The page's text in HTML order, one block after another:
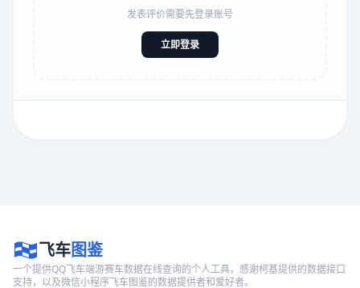
发表评价需要先登录账号
立即登录
飞车图鉴
一个提供QQ飞车端游赛车数据在线查询的个人工具，感谢柯基提供的数据接口
支持，以及微信小程序飞车图鉴的数据提供者和爱好者。